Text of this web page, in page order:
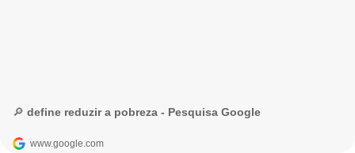
🔎 define reduzir a pobreza - Pesquisa Google
www.google.com